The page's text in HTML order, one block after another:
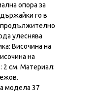
опора за
го в
продължително
улеснява
Височина на
на
2 см. Материал:
модела 37